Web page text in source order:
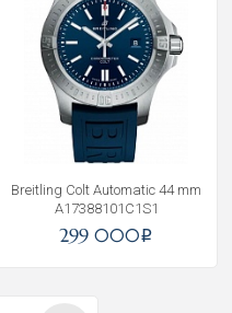
Breitling Colt Automatic 44 mm
A17388101C1S1
299 000i